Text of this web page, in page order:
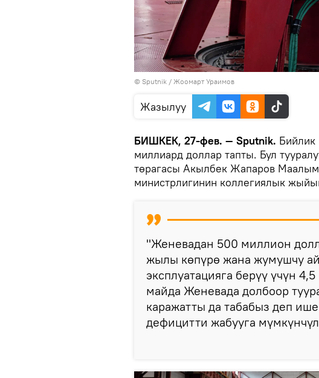
© Sputnik / Жоомарт Ураимов
Жазылуу
БИШКЕК, 27-фев. — Sputnik. Бийлик
миллиард доллар тапты. Бул
төрагасы Акылбек Жапаров
министрлигинин коллегиялык
"Женевадан 500 миллион
жылы көпүрө жана жумушчу
эксплуатацияга берүү үчүн
майда Женевада долбоор
каражатты да табабыз деп
дефицитти жабууга